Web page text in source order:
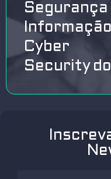
Segurança
Cyber
Security